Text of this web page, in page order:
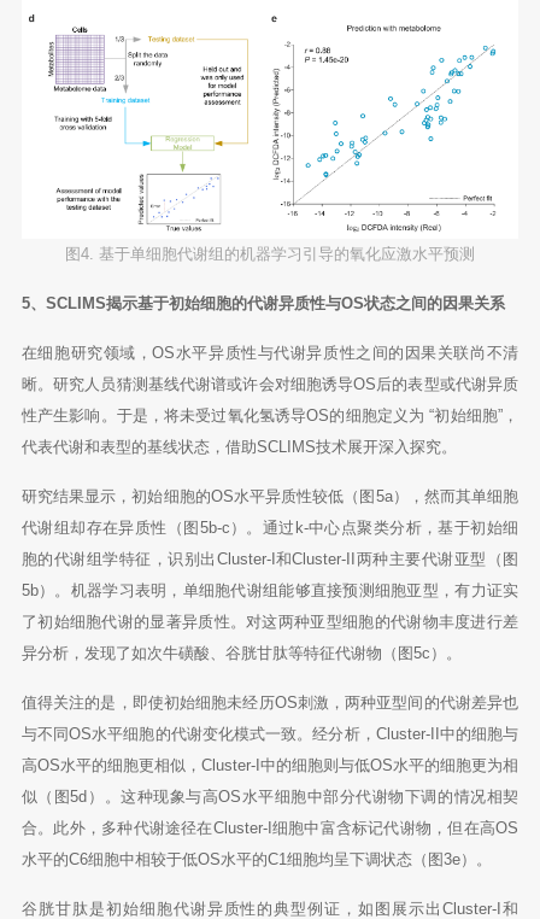
图4. 基于单细胞代谢组的机器学习引导的氧化应激水平预测
5、SCLIMS揭示基于初始细胞的代谢异质性与OS状态之间的因果关系
在细胞研究领域，OS水平异质性与代谢异质性之间的因果关联尚不清
晰。研究人员猜测基线代谢谱或许会对细胞诱导OS后的表型或代谢异质
性产生影响。于是，将未受过氧化氢诱导OS的细胞定义为 “初始细胞”，
代表代谢和表型的基线状态，借助SCLIMS技术展开深入探究。
研究结果显示，初始细胞的OS水平异质性较低（图5a），然而其单细胞
代谢组却存在异质性（图5b-c）。通过k-中心点聚类分析，基于初始细
胞的代谢组学特征，识别出Cluster-I和Cluster-II两种主要代谢亚型（图
5b）。机器学习表明，单细胞代谢组能够直接预测细胞亚型，有力证实
了初始细胞代谢的显著异质性。对这两种亚型细胞的代谢物丰度进行差
异分析，发现了如次牛磺酸、谷胱甘肽等特征代谢物（图5c）。
值得关注的是，即使初始细胞未经历OS刺激，两种亚型间的代谢差异也
与不同OS水平细胞的代谢变化模式一致。经分析，Cluster-II中的细胞与
高OS水平的细胞更相似，Cluster-I中的细胞则与低OS水平的细胞更为相
似（图5d）。这种现象与高OS水平细胞中部分代谢物下调的情况相契
合。此外，多种代谢途径在Cluster-I细胞中富含标记代谢物，但在高OS
水平的C6细胞中相较于低OS水平的C1细胞均呈下调状态（图3e）。
谷胱甘肽是初始细胞代谢异质性的典型例证，如图展示出Cluster-I和